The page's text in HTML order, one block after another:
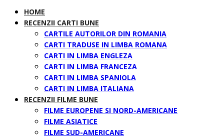
HOME
RECENZII CARTI BUNE
CARTILE AUTORILOR DIN ROMANIA
CARTI TRADUSE IN LIMBA ROMANA
CARTI IN LIMBA ENGLEZA
CARTI IN LIMBA FRANCEZA
CARTI IN LIMBA SPANIOLA
CARTI IN LIMBA ITALIANA
RECENZII FILME BUNE
FILME EUROPENE SI NORD-AMERICANE
FILME ASIATICE
FILME SUD-AMERICANE